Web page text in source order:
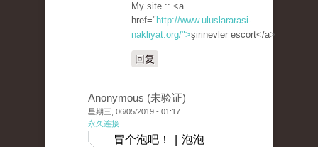
My site :: <a
href=" http://www.uluslararasi-
nakliyat.org/">şirinevler escort</a>
回复
Anonymous (未验证)
星期三, 06/05/2019 - 01:17
永久连接
冒个泡吧！ | 泡泡